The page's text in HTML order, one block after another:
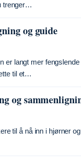
trenger…
og guide
er langt mer
til et…
og
til å nå inn i hjørner